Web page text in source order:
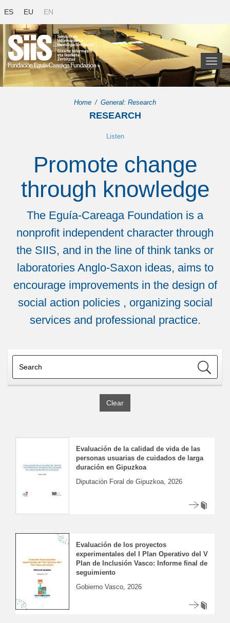
ES EU EN
Toggle
Home General: Research
RESEARCH
Listen
Promote change
through knowledge
The Eguía-Careaga Foundation is a
nonprofit independent character through
the SIIS, and in the line of think tanks or
laboratories Anglo-Saxon ideas, aims to
encourage improvements in the design of
social action policies , organizing social
services and professional practice.
Clear
Evaluación de la calidad de vida de las
personas usuarias de cuidados de larga
duración en Gipuzkoa
Diputación Foral de Gipuzkoa, 2026
Evaluación de los proyectos
experimentales del I Plan Operativo del V
Plan de Inclusión Vasco: Informe final de
seguimiento
Gobierno Vasco, 2026